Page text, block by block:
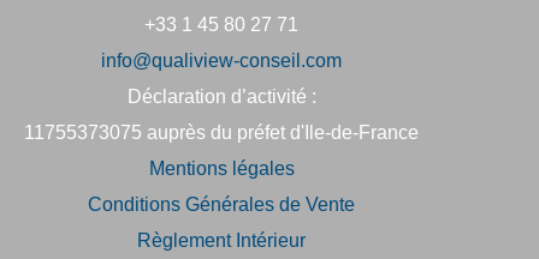
+33 1 45 80 27 71
info@qualiview-conseil.com
Déclaration d’activité :
11755373075 auprès du préfet d'Ile-de-France
Mentions légales
Conditions Générales de Vente
Règlement Intérieur